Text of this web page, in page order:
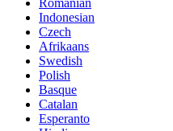
Indonesian
Czech
Afrikaans
Swedish
Polish
Basque
Catalan
Esperanto